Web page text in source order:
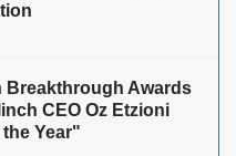
Breakthrough Awards
CEO Oz Etzioni
Year"